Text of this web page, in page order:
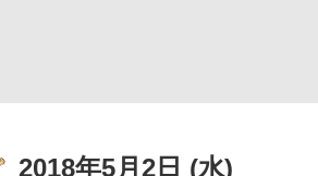
2018年5月2日 (水)